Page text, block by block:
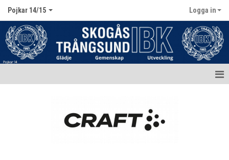
Pojkar 14/15 Logga in